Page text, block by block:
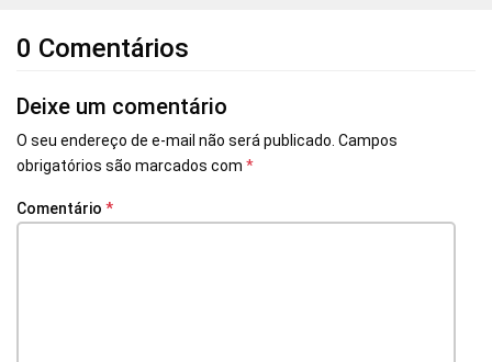
0 Comentários
Deixe um comentário
O seu endereço de e-mail não será publicado. Campos
obrigatórios são marcados com *
Comentário *